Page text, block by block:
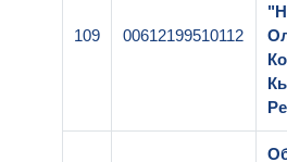
109 00612199510112